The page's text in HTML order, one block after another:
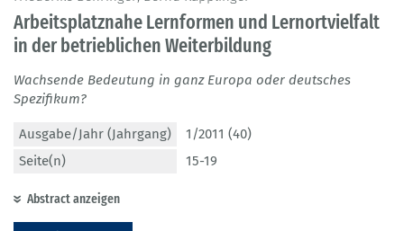
Arbeitsplatznahe Lernformen und Lernortvielfalt
in der betrieblichen Weiterbildung
Wachsende Bedeutung in ganz Europa oder deutsches
Spezifikum?
Ausgabe/Jahr (Jahrgang)
1/2011 (40)
Seite(n)
15-19
Abstract anzeigen